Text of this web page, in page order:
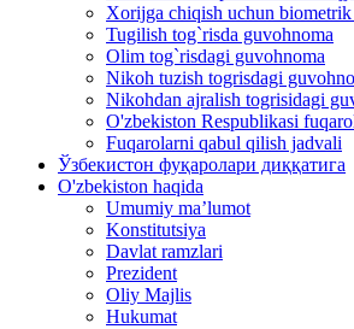
Xorijga chiqish uchun biometrik
Tugilish tog`risda guvohnoma
Olim tog`risdagi guvohnoma
Nikoh tuzish togrisdagi
Nikohdan ajralish togrisidagi
O'zbekiston Respublikasi
Fuqarolarni qabul qilish jadvali
Ўзбекистон фуқаролари диққатига
O'zbekiston haqida
Umumiy ma’lumot
Konstitutsiya
Davlat ramzlari
Prezident
Oliy Majlis
Hukumat